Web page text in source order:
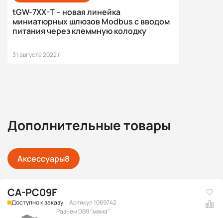
tGW-7XX-T – новая линейка
миниатюрных шлюзов Modbus с вводом
питания через клеммную колодку
31 августа 2022 г.
Дополнительные товары
Аксессуары8
CA-PC09F
Доступно к заказу
Артикул 1069742
Разъем DB9 "мама"